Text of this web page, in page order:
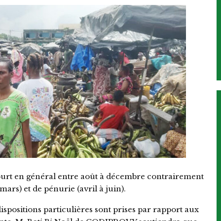
en général entre août à décembre contrairement
et de pénurie (avril à juin).
particulières sont prises par rapport aux